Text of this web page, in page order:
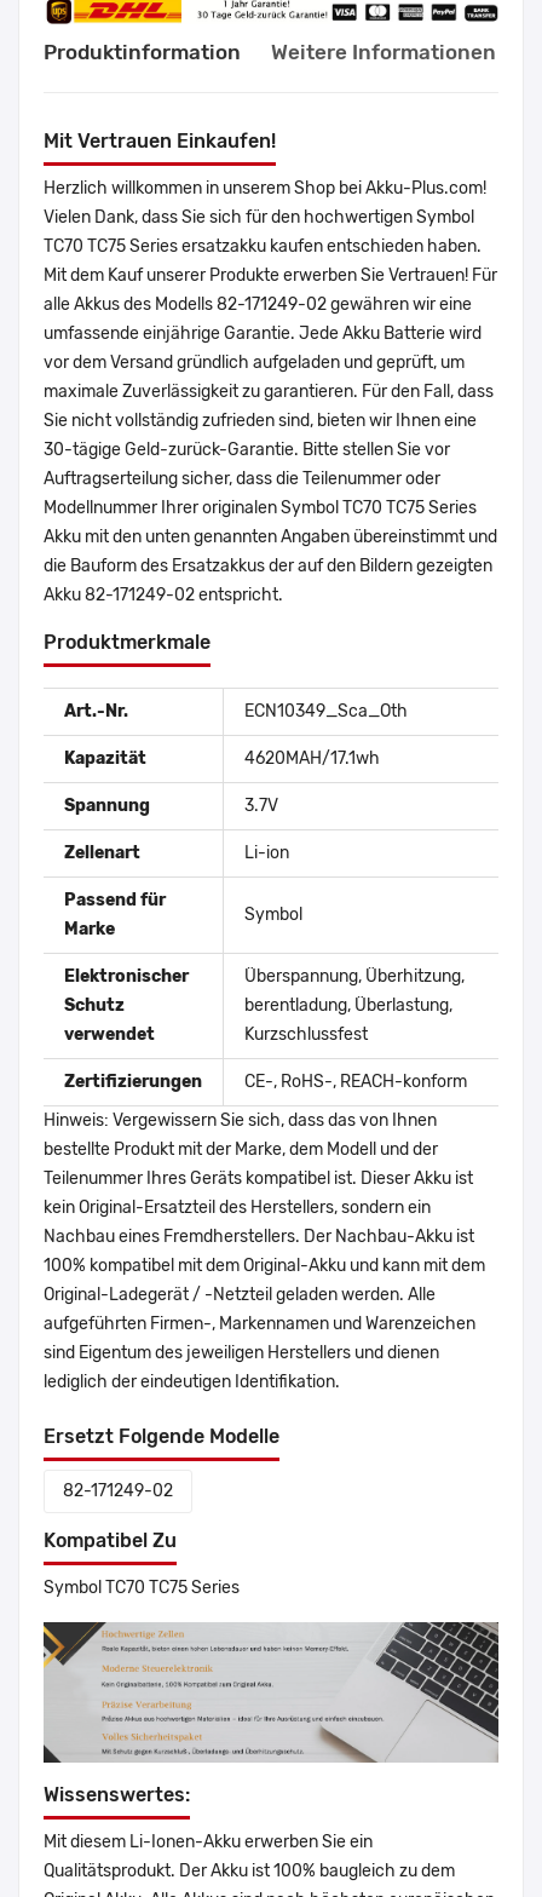
Produktinformation Weitere Informationen
Mit Vertrauen Einkaufen!
Herzlich willkommen in unserem Shop bei Akku-Plus.com!
Vielen Dank, dass Sie sich für den hochwertigen Symbol
TC70 TC75 Series ersatzakku kaufen entschieden haben.
Mit dem Kauf unserer Produkte erwerben Sie Vertrauen! Für
alle Akkus des Modells 82-171249-02 gewähren wir eine
umfassende einjährige Garantie. Jede Akku Batterie wird
vor dem Versand gründlich aufgeladen und geprüft, um
maximale Zuverlässigkeit zu garantieren. Für den Fall, dass
Sie nicht vollständig zufrieden sind, bieten wir Ihnen eine
30-tägige Geld-zurück-Garantie. Bitte stellen Sie vor
Auftragserteilung sicher, dass die Teilenummer oder
Modellnummer Ihrer originalen Symbol TC70 TC75 Series
Akku mit den unten genannten Angaben übereinstimmt und
die Bauform des Ersatzakkus der auf den Bildern gezeigten
Akku 82-171249-02 entspricht.
Produktmerkmale
Art.-Nr. ECN10349_Sca_Oth
Kapazität 4620MAH/17.1wh
Spannung 3.7V
Zellenart Li-ion
Passend für
Marke
Symbol
Elektronischer
Schutz
verwendet
Überspannung, Überhitzung,
berentladung, Überlastung,
Kurzschlussfest
Zertifizierungen
CE-, RoHS-, REACH-konform
Hinweis: Vergewissern Sie sich, dass das von Ihnen
bestellte Produkt mit der Marke, dem Modell und der
Teilenummer Ihres Geräts kompatibel ist. Dieser Akku ist
kein Original-Ersatzteil des Herstellers, sondern ein
Nachbau eines Fremdherstellers. Der Nachbau-Akku ist
100% kompatibel mit dem Original-Akku und kann mit dem
Original-Ladegerät / -Netzteil geladen werden. Alle
aufgeführten Firmen-, Markennamen und Warenzeichen
sind Eigentum des jeweiligen Herstellers und dienen
lediglich der eindeutigen Identifikation.
Ersetzt Folgende Modelle
82-171249-02
Kompatibel Zu
Symbol TC70 TC75 Series
Wissenswertes:
Mit diesem Li-Ionen-Akku erwerben Sie ein
Qualitätsprodukt. Der Akku ist 100% baugleich zu dem